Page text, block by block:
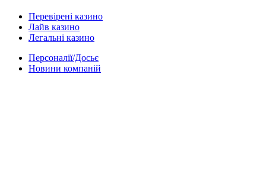
Перевірені казино
Лайв казино
Легальні казино
Персоналії/Досьє
Новини компаній